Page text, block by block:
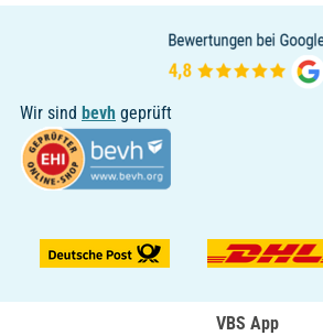
Wir sind bevh geprüft
VBS App